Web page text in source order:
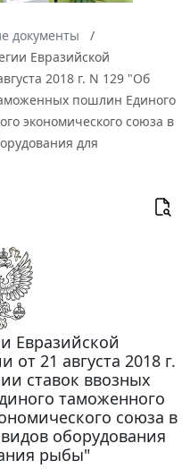
документы
Евразийской
2018 г. N 129 "Об
пошлин Единого
экономического союза в
для
Евразийской
21 августа 2018 г.
ставок ввозных
таможенного
союза в
оборудования
рыбы"